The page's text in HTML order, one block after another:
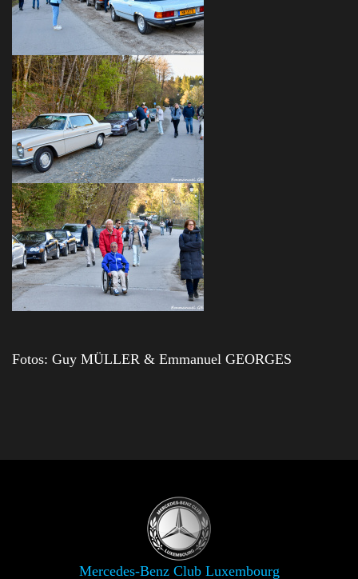
Fotos: Guy MÜLLER & Emmanuel GEORGES
Mercedes-Benz Club Luxembourg